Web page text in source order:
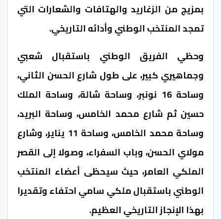
بمزيج من الزغاريد والهتافات والشعارات التي
تمجد المنتخب الوطني وأدائه التاريخي.
وحظي الفريق الوطني باستقبال شعبي
وجماهيري كبير، على طول شارع الحسن الثاني،
وساحة 16 نونبر، وساحة شالة، وساحة الملك
حسين ثم شارع محمد الخامس، وساحة البريد،
وساحة محمد الخامس، وساحة 11 يناير، وشارع
مولاي الحسن، وباب السفراء، وصولا إلى القصر
الملكي العامر، حيث سيحظى أعضاء المنتخب
الوطني باستقبال ملكي سامي احتفاء وتقديرا
بهذا الإنجاز التاريخي العظيم.